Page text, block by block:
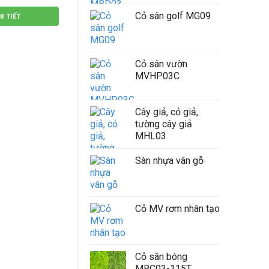
Cỏ sân golf MG09
Cỏ sân vườn
MVHP03C
Cây giả, cỏ giả,
tường cây giả
MHL03
Sàn nhựa vân gỗ
Cỏ MV rơm nhân tạo
Cỏ sân bóng
TIẾT XEM CHI TIẾT